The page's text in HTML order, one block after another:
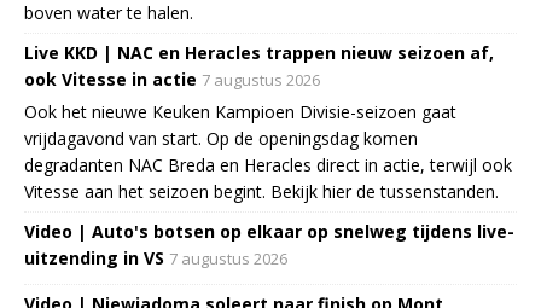
boven water te halen.
Live KKD | NAC en Heracles trappen nieuw seizoen af,
ook Vitesse in actie 7 augustus 2026
Ook het nieuwe Keuken Kampioen Divisie-seizoen gaat
vrijdagavond van start. Op de openingsdag komen
degradanten NAC Breda en Heracles direct in actie, terwijl ook
Vitesse aan het seizoen begint. Bekijk hier de tussenstanden.
Video | Auto's botsen op elkaar op snelweg tijdens live-
uitzending in VS 7 augustus 2026